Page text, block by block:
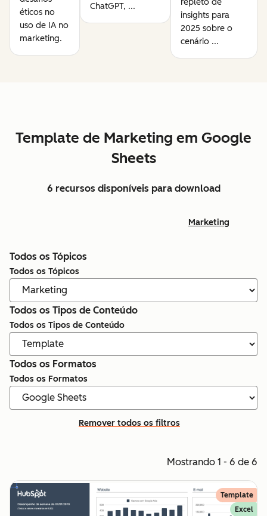
éticos no
uso de IA no
marketing.
ChatGPT, ...
repleto de
insights para
2025 sobre o
cenário ...
Template de Marketing em Google
Sheets
6 recursos disponíveis para download
Marketing
Todos os Tópicos
Todos os Tópicos
Todos os Tipos de Conteúdo
Todos os Tipos de Conteúdo
Todos os Formatos
Todos os Formatos
Remover todos os filtros
Mostrando 1 - 6 de 6
Template
Excel